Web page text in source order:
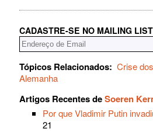
CADASTRE-SE NO MAILING LIST
Tópicos Relacionados: Crise
Alemanha
Artigos Recentes deSoeren
Por que Vladimir Putin
21